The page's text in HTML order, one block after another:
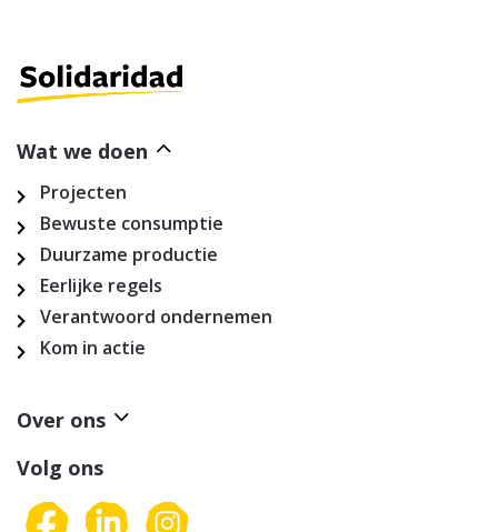
Wat we doen
Projecten
Bewuste consumptie
Duurzame productie
Eerlijke regels
Verantwoord ondernemen
Kom in actie
Over ons
Volg ons